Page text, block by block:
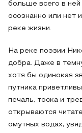
больше всего в
осознанно или нет
реке жизни.
На реке поэзии
добра. Даже в
хотя бы одинокая
путника
печаль, тоска и
открываются
омутных водах,